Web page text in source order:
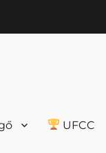
UFCC